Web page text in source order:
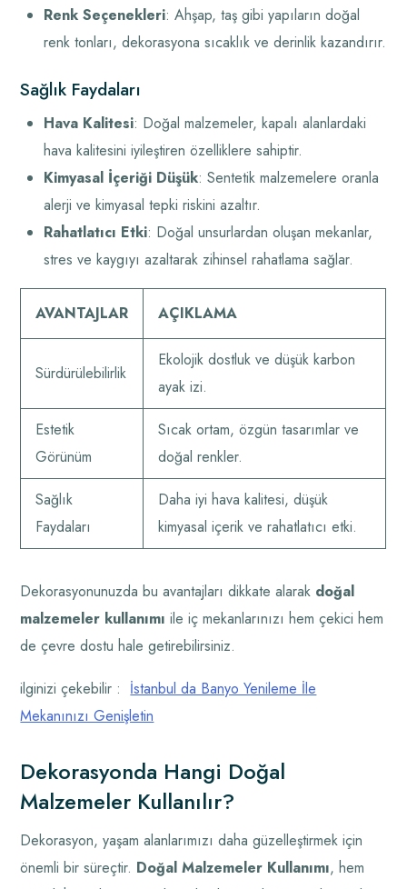
Renk Seçenekleri: Ahşap, taş gibi yapıların doğal
renk tonları, dekorasyona sıcaklık ve derinlik kazandırır.
Sağlık Faydaları
Hava Kalitesi: Doğal malzemeler, kapalı alanlardaki
hava kalitesini iyileştiren özelliklere sahiptir.
Kimyasal İçeriği Düşük: Sentetik malzemelere oranla
alerji ve kimyasal tepki riskini azaltır.
Rahatlatıcı Etki: Doğal unsurlardan oluşan mekanlar,
stres ve kaygıyı azaltarak zihinsel rahatlama sağlar.
AVANTAJLAR AÇIKLAMA
Sürdürülebilirlik
Ekolojik dostluk ve düşük karbon
ayak izi.
Estetik
Görünüm
Sıcak ortam, özgün tasarımlar ve
doğal renkler.
Sağlık
Faydaları
Daha iyi hava kalitesi, düşük
kimyasal içerik ve rahatlatıcı etki.
Dekorasyonunuzda bu avantajları dikkate alarak doğal
malzemeler kullanımı ile iç mekanlarınızı hem çekici hem
de çevre dostu hale getirebilirsiniz.
ilginizi çekebilir : İstanbul da Banyo Yenileme İle
Mekanınızı Genişletin
Dekorasyonda Hangi Doğal
Malzemeler Kullanılır?
Dekorasyon, yaşam alanlarımızı daha güzelleştirmek için
önemli bir süreçtir. Doğal Malzemeler Kullanımı, hem